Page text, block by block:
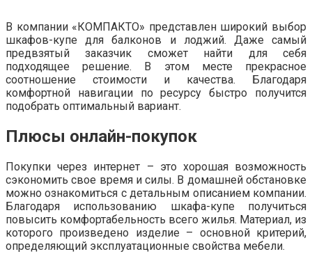
В компании «КОМПАКТО» представлен широкий выбор
шкафов-купе для балконов и лоджий. Даже самый
предвзятый заказчик сможет найти для себя
подходящее решение. В этом месте прекрасное
соотношение стоимости и качества. Благодаря
комфортной навигации по ресурсу быстро получится
подобрать оптимальный вариант.
Плюсы онлайн-покупок
Покупки через интернет – это хорошая возможность
сэкономить свое время и силы. В домашней обстановке
можно ознакомиться с детальным описанием компании.
Благодаря использованию шкафа-купе получиться
повысить комфортабельность всего жилья. Материал, из
которого произведено изделие – основной критерий,
определяющий эксплуатационные свойства мебели.